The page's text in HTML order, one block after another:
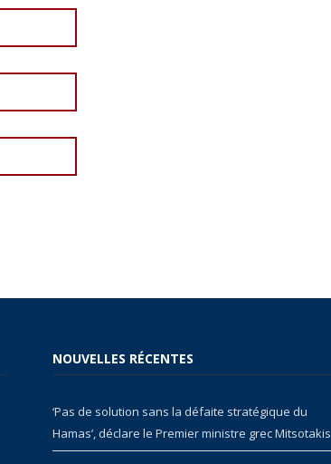
NOUVELLES RÉCENTES
‘Pas de solution sans la défaite stratégique du
Hamas’, déclare le Premier ministre grec Mitsotakis